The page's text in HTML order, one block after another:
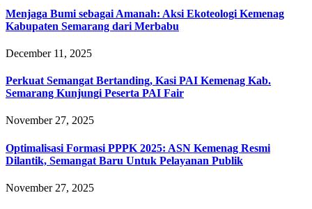
Menjaga Bumi sebagai Amanah: Aksi Ekoteologi Kemenag
Kabupaten Semarang dari Merbabu
December 11, 2025
Perkuat Semangat Bertanding, Kasi PAI Kemenag Kab.
Semarang Kunjungi Peserta PAI Fair
November 27, 2025
Optimalisasi Formasi PPPK 2025: ASN Kemenag Resmi
Dilantik, Semangat Baru Untuk Pelayanan Publik
November 27, 2025